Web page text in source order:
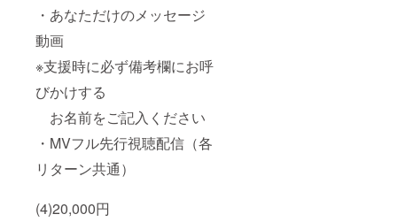
・あなただけのメッセージ
動画
※支援時に必ず備考欄にお呼
びかけする
お名前をご記入ください
・MVフル先行視聴配信（各
リターン共通）
(4)20,000円